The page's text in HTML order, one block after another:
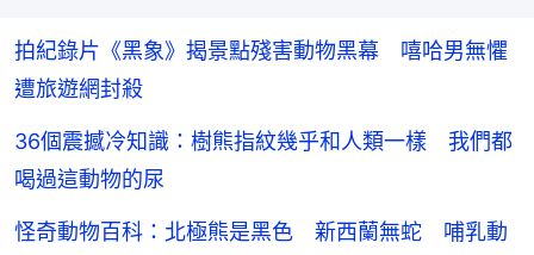
拍紀錄片《黑象》揭景點殘害動物黑幕 嘻哈男無懼
遭旅遊網封殺
36個震撼冷知識：樹熊指紋幾乎和人類一樣 我們都
喝過這動物的尿
怪奇動物百科：北極熊是黑色 新西蘭無蛇 哺乳動